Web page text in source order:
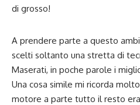
di grosso!
A prendere parte a questo
scelti soltanto una stretta di
Maserati, in poche parole i
Una cosa simile mi ricorda
motore a parte tutto il resto